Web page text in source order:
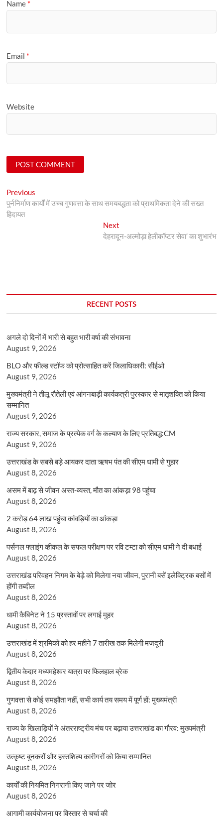
Name *
Email *
Website
Post
navigation
Previous
post:
पुर्ननिर्माण कार्यों में उच्च गुणवत्ता के साथ समयबद्धता को प्राथमिकता देने की सख्त
हिदायत
NextNext
post:
देहरादून-अल्मोड़ा हेलीकॉप्टर सेवा’ का शुभारंभ
RECENT POSTS
अगले दो दिनों में भारी से बहुत भारी वर्षा की संभावना
August 9, 2026
BLO और फील्ड स्टॉफ को प्रोत्साहित करें जिलाधिकारी: सीईओ
August 9, 2026
मुख्यमंत्री ने तीलू रौतेली एवं आंगनबाड़ी कार्यकत्री पुरस्कार से मातृशक्ति को किया
सम्मानित
August 9, 2026
राज्य सरकार, समाज के प्रत्येक वर्ग के कल्याण के लिए प्रतिबद्ध:CM
August 9, 2026
उत्तराखंड के सबसे बड़े आयकर दाता ऋषभ पंत की सीएम धामी से गुहार
August 8, 2026
असम में बाढ़ से जीवन अस्त-व्यस्त, मौत का आंकड़ा 98 पहुंचा
August 8, 2026
2 करोड़ 64 लाख पहुंचा कांवड़ियों का आंकड़ा
August 8, 2026
पर्सनल फ्लाइंग व्हीकल के सफल परीक्षण पर रवि टम्टा को सीएम धामी ने दी बधाई
August 8, 2026
उत्तराखंड परिवहन निगम के बेड़े को मिलेगा नया जीवन, पुरानी बसें इलेक्ट्रिक बसों में
होंगी तब्दील
August 8, 2026
धामी कैबिनेट ने 15 प्रस्तावों पर लगाई मुहर
August 8, 2026
उत्तराखंड में श्रमिकों को हर महीने 7 तारीख तक मिलेगी मजदूरी
August 8, 2026
द्वितीय केदार मध्यमहेश्वर यात्रा पर फिलहाल ब्रेक
August 8, 2026
गुणवत्ता से कोई समझौता नहीं, सभी कार्य तय समय में पूर्ण हों: मुख्यमंत्री
August 8, 2026
राज्य के खिलाड़ियों ने अंतरराष्ट्रीय मंच पर बढ़ाया उत्तराखंड का गौरव: मुख्यमंत्री
August 8, 2026
उत्कृष्ट बुनकरों और हस्तशिल्प कारीगरों को किया सम्मानित
August 8, 2026
कार्यों की नियमित निगरानी किए जाने पर जोर
August 8, 2026
आगामी कार्ययोजना पर विस्तार से चर्चा की